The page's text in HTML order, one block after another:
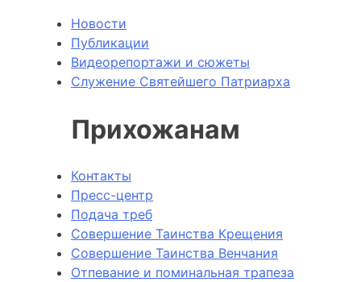
Новости
Публикации
Видеорепортажи и сюжеты
Служение Святейшего Патриарха
Прихожанам
Контакты
Пресс-центр
Подача треб
Совершение Таинства Крещения
Совершение Таинства Венчания
Отпевание и поминальная трапеза